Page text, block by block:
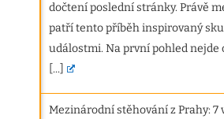
dočtení poslední stránky. Právě
patří tento příběh inspirovaný
událostmi. Na první pohled
[...]
Mezinárodní stěhování z Prahy: 7